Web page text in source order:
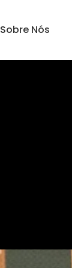
Sobre Nós